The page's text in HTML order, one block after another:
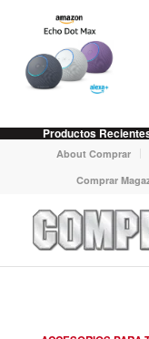
Productos
About Comprar
Comprar